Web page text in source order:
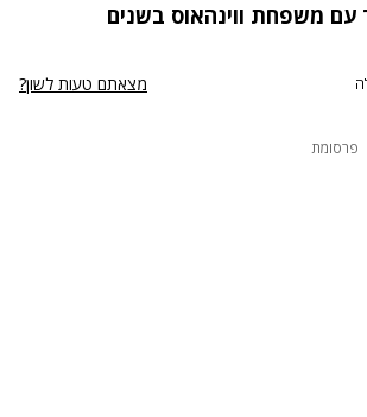
משפחת ווינהאוס בשנים
מצאתם טעות לשון?
פרסומת